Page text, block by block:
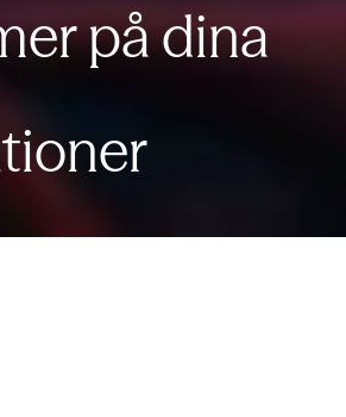
på dina